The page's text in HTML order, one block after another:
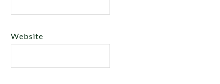
Website